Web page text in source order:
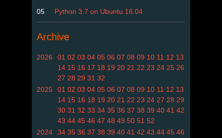
05 Python 3.7 on Ubuntu 16.04
Archive
2026 01 02 03 04 05 06 07 08 09 10 11 12 13
14 15 16 17 18 19 20 21 22 23 24 25 26
27 28 29 31 32
2025
01 02 03 04 05 06 07 08 09 10 11 12 13
14 15 16 18 19 20 21 22 23 24 27 28 29
30 31 32 33 34 35 36 37 38 39 40 41 42
43 44 45 46 47 48 49 50 51 52
2024
34 35 36 37 38 39 40 41 42 43 44 45 46